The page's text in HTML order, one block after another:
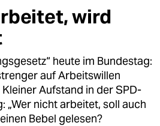
wird
heute im Bundestag:
auf Arbeitswillen
Aufstand in der SPD-
„Wer nicht arbeitet, soll auch
Bebel gelesen?